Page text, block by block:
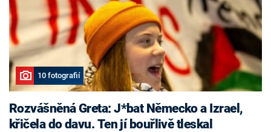
10 fotografií
Rozvášněná Greta: J*bat Německo a Izrael,
křičela do davu. Ten jí bouřlivě tleskal